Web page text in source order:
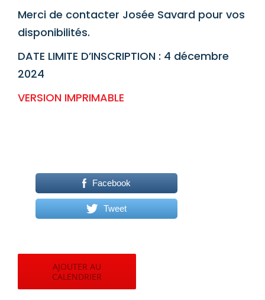
Merci de contacter Josée Savard pour vos
disponibilités.
DATE LIMITE D’INSCRIPTION : 4 décembre
2024
VERSION IMPRIMABLE
Facebook
Tweet
AJOUTER AU
CALENDRIER